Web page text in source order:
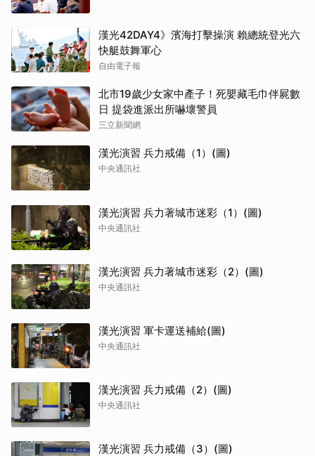
漢光42DAY4》濱海打擊操演 賴總統登光六
快艇鼓舞軍心
自由電子報
北市19歲少女家中產子！死嬰藏毛巾伴屍數
日 提袋進派出所嚇壞警員
三立新聞網
漢光演習 兵力戒備（1）(圖)
中央通訊社
漢光演習 兵力著城市迷彩（1）(圖)
中央通訊社
漢光演習 兵力著城市迷彩（2）(圖)
中央通訊社
漢光演習 軍卡運送補給(圖)
中央通訊社
漢光演習 兵力戒備（2）(圖)
中央通訊社
漢光演習 兵力戒備（3）(圖)